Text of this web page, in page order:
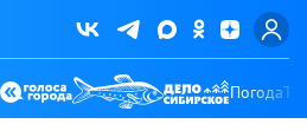
Погода